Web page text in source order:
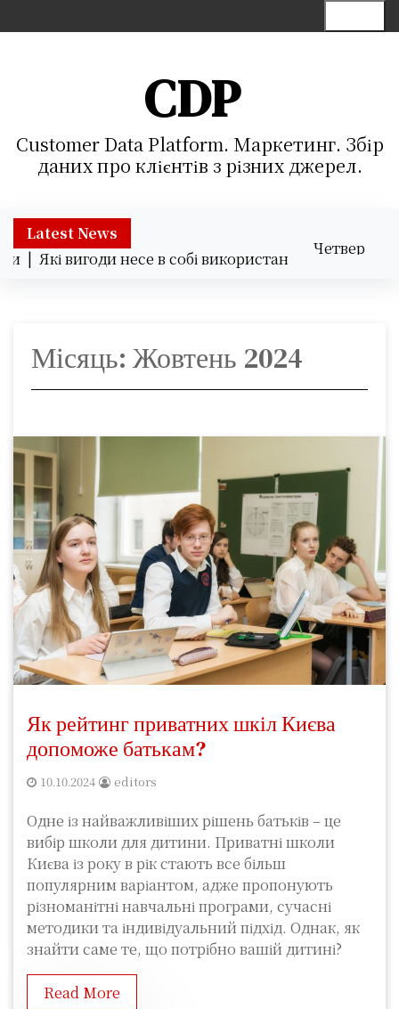
k
CDP
Customer Data Platform. Маркетинг. Збір
даних про клієнтів з різних джерел.
Latest News
| Які вигоди несе в собі використання хмарних
Четвер
Місяць: Жовтень 2024
Як рейтинг приватних шкіл Києва
допоможе батькам?
10.10.2024 editors
Одне із найважливіших рішень батьків – це
вибір школи для дитини. Приватні школи
Києва із року в рік стають все більш
популярним варіантом, адже пропонують
різноманітні навчальні програми, сучасні
методики та індивідуальний підхід. Однак, як
знайти саме те, що потрібно вашій дитині?
Read More